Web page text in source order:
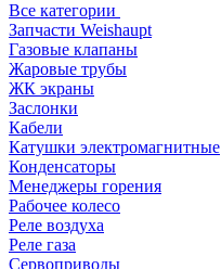
Все категории
Запчасти Weishaupt
Газовые клапаны
Жаровые трубы
ЖК экраны
Заслонки
Кабели
Катушки электромагнитные
Конденсаторы
Менеджеры горения
Рабочее колесо
Реле воздухa
Реле газа
Сервоприводы